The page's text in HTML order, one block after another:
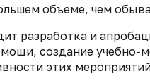
объеме, чем
разработка и
создание учебно-
этих